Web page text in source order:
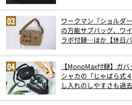
ワークマン「ショルダ
の万能サブバッグ、ワ
ラボ付録…ほか【休日
【MonoMax付録】ガ
シャカの「じゃばら式
し入れのしやすさも過